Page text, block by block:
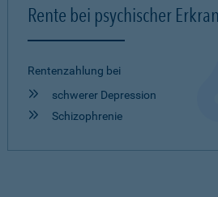
Rente bei psychischer
Rentenzahlung bei
schwerer Depression
Schizophrenie